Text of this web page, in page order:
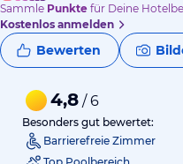
Sammle Punkte für Deine
Kostenlos anmelden
Bewerten
4,8 / 6
Besonders gut bewertet:
Barrierefreie Zimmer